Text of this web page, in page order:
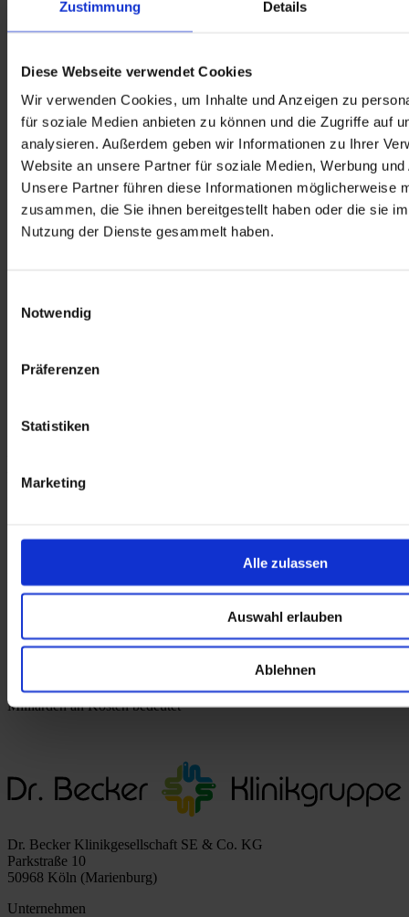
Zustimmung Details
Diese Webseite verwendet Cookies
Wir verwenden Cookies, um Inhalte und Anzeigen zu
für soziale Medien anbieten zu können und die Zugriffe auf
analysieren. Außerdem geben wir Informationen zu Ihrer
Website an unsere Partner für soziale Medien, Werbung
Unsere Partner führen diese Informationen möglicherweise
zusammen, die Sie ihnen bereitgestellt haben oder die sie
Nutzung der Dienste gesammelt haben.
Notwendig
Präferenzen
Statistiken
Marketing
Alle zulassen
Auswahl erlauben
Ablehnen
rechtswidrig.
Forderung
Jede medizinisch geeignete Reha-Einrichtung mit
Versorgungsvertrag muss ohne Mehrkosten vom Patienten gewählt
werden können (Heilverfahren und AHB-Verfahren).
in length of stay, and treatment outcomes
10.3238/arztebl.m2021.0219
Wegfall 7-10 Tage nicht zwingend erforderliche Krankenhaustage
eingespart werden können, was hochgerechnet die Einsparung von
Milliarden an Kosten bedeutet
Dr. Becker Klinikgesellschaft SE & Co. KG
Parkstraße 10
50968 Köln (Marienburg)
Unternehmen